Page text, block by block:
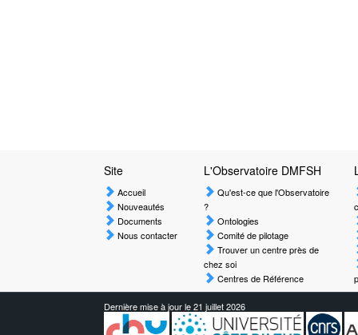
Site
Accueil
Nouveautés
Documents
Nous contacter
L'Observatoire DMFSH
Qu'est-ce que l'Observatoire
?
Ontologies
Comité de pilotage
Trouver un centre près de
chez soi
Centres de Référence
Dernière mise à jour le 21 juillet 2026